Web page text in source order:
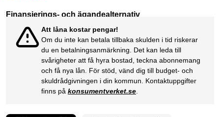
Finansierings- och ägandealternativ
Att låna kostar pengar!
Om du inte kan betala tillbaka skulden i tid riskerar
du en betalningsanmärkning. Det kan leda till
svårigheter att få hyra bostad, teckna abonnemang
och få nya lån. För stöd, vänd dig till budget- och
skuldrådgivningen i din kommun. Kontaktuppgifter
finns på konsumentverket.se.